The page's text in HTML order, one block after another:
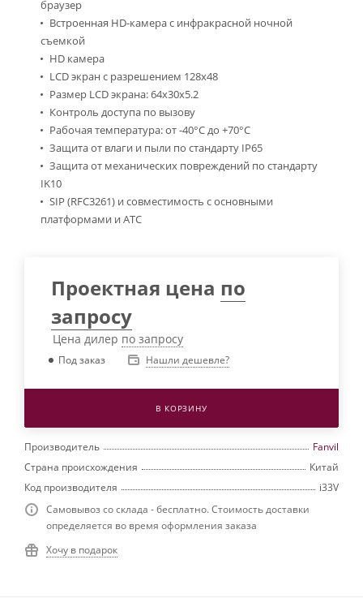
браузер
Встроенная HD-камера с инфракрасной ночной
съемкой
HD камера
LCD экран с разрешением 128х48
Размер LCD экрана: 64x30x5.2
Контроль доступа по вызову
Рабочая температура: от -40°С до +70°С
Защита от влаги и пыли по стандарту IP65
Защита от механических повреждений по стандарту
IK10
SIP (RFC3261) и совместимость с основными
платформами и АТС
Проектная цена по
запросу
Цена дилер по запросу
Под заказ Нашли дешевле?
В КОРЗИНУ
Производитель
Fanvil
Страна происхождения
Китай
Код производителя
i33V
Самовывоз со склада - бесплатно. Стоимость доставки
определяется во время оформления заказа
Хочу в подарок